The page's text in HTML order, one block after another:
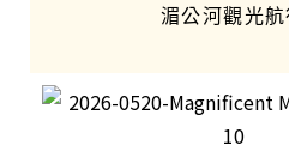
湄公河觀光航